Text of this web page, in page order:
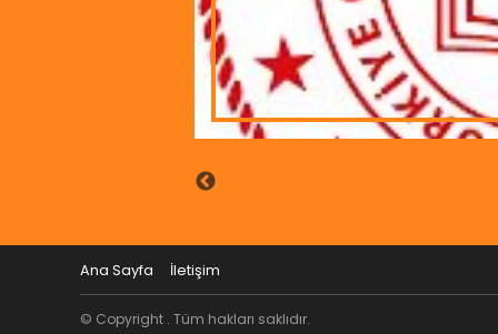
Ana Sayfa İletişim
© Copyright . Tüm hakları saklıdır.